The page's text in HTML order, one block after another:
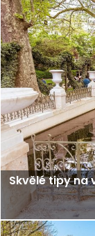
Skvělé tipy na